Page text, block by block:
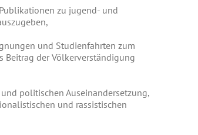
zu jugend- und
und Studienfahrten zum
Beitrag der Völkerverständigung
politischen Auseinandersetzung,
und rassistischen